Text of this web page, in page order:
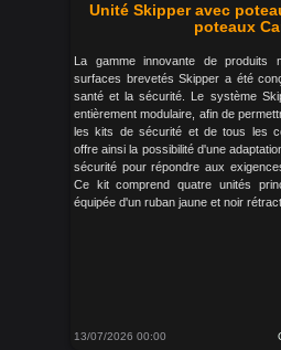
Unité Skipper avec
poteaux
La gamme innovante de produits
surfaces brevetés Skipper a été
santé et la sécurité. Le système
entièrement modulaire, afin de
les kits de sécurité et de tous les
offre ainsi la possibilité d'une
sécurité pour répondre aux
Ce kit comprend quatre unités
équipée d'un ruban jaune et noir
13/07/2026 00:00